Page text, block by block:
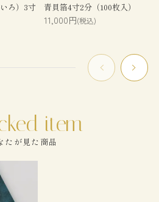
ろ）3寸
青貝箔4寸2分（100枚入）
11,000円(税込)
たが見た商品